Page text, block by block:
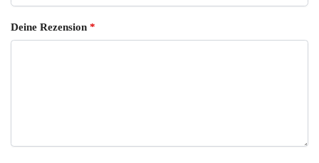
Deine Rezension *